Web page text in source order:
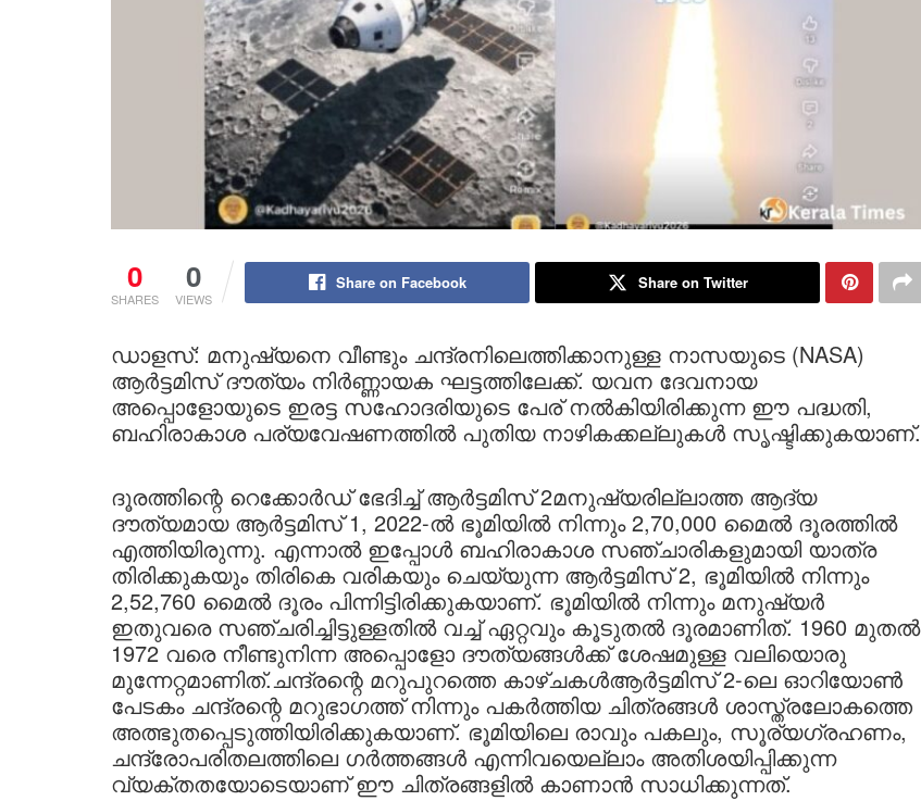
0
SHARES
0
VIEWS
Share on Facebook Share on Twitter
ഡാളസ്: മനുഷ്യനെ വീണ്ടും ചന്ദ്രനിലെത്തിക്കാനുള്ള നാസയുടെ (NASA)
ആർട്ടമിസ് ദൗത്യം നിർണ്ണായക ഘട്ടത്തിലേക്ക്. യവന ദേവനായ
അപ്പൊളോയുടെ ഇരട്ട സഹോദരിയുടെ പേര് നൽകിയിരിക്കുന്ന ഈ പദ്ധതി,
ബഹിരാകാശ പര്യവേഷണത്തിൽ പുതിയ നാഴികക്കല്ലുകൾ സൃഷ്ടിക്കുകയാണ്.
ദൂരത്തിന്റെ റെക്കോർഡ് ഭേദിച്ച് ആർട്ടമിസ് 2മനുഷ്യരില്ലാത്ത ആദ്യ
ദൗത്യമായ ആർട്ടമിസ് 1, 2022-ൽ ഭൂമിയിൽ നിന്നും 2,70,000 മൈൽ ദൂരത്തിൽ
എത്തിയിരുന്നു. എന്നാൽ ഇപ്പോൾ ബഹിരാകാശ സഞ്ചാരികളുമായി യാത്ര
തിരിക്കുകയും തിരികെ വരികയും ചെയ്യുന്ന ആർട്ടമിസ് 2, ഭൂമിയിൽ നിന്നും
2,52,760 മൈൽ ദൂരം പിന്നിട്ടിരിക്കുകയാണ്. ഭൂമിയിൽ നിന്നും മനുഷ്യർ
ഇതുവരെ സഞ്ചരിച്ചിട്ടുള്ളതിൽ വച്ച് ഏറ്റവും കൂടുതൽ ദൂരമാണിത്. 1960 മുതൽ
1972 വരെ നീണ്ടുനിന്ന അപ്പൊളോ ദൗത്യങ്ങൾക്ക് ശേഷമുള്ള വലിയൊരു
മുന്നേറ്റമാണിത്.ചന്ദ്രന്റെ മറുപുറത്തെ കാഴ്ചകൾആർട്ടമിസ് 2-ലെ ഓറിയോൺ
പേടകം ചന്ദ്രന്റെ മറുഭാഗത്ത് നിന്നും പകർത്തിയ ചിത്രങ്ങൾ ശാസ്ത്രലോകത്തെ
അത്ഭുതപ്പെടുത്തിയിരിക്കുകയാണ്. ഭൂമിയിലെ രാവും പകലും, സൂര്യഗ്രഹണം,
ചന്ദ്രോപരിതലത്തിലെ ഗർത്തങ്ങൾ എന്നിവയെല്ലാം അതിശയിപ്പിക്കുന്ന
വ്യക്തതയോടെയാണ് ഈ ചിത്രങ്ങളിൽ കാണാൻ സാധിക്കുന്നത്.